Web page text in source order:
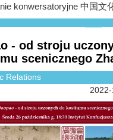
konwersatoryjne 中国文
- od stroju
scenicznego
Relations